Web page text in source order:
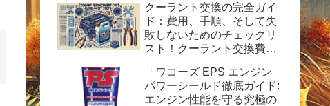
定版ガイド
クーラント交換の完全ガイ
ド：費用、手順、そして失
敗しないためのチェックリ
スト！クーラント交換費用
の手順と方法を紹介。
「ワコーズ EPS エンジン
パワーシールド徹底ガイド:
エンジン性能を守る究極の